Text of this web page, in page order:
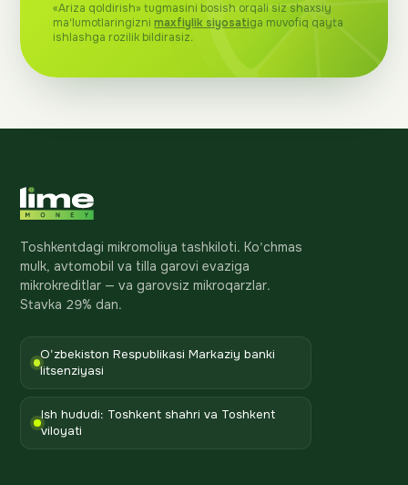
«Ariza qoldirish» tugmasini bosish orqali siz shaxsiy
ma'lumotlaringiznimaxfiylik siyosatiga muvofiq qayta
ishlashga rozilik bildirasiz.
Toshkentdagi mikromoliya tashkiloti. Ko'chmas
mulk, avtomobil va tilla garovi evaziga
mikrokreditlar — va garovsiz mikroqarzlar.
Stavka 29% dan.
O'zbekiston Respublikasi Markaziy banki
litsenziyasi
Ish hududi: Toshkent shahri va Toshkent
viloyati